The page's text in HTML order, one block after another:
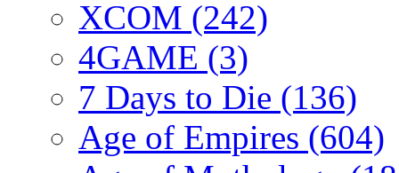
XCOM (242)
4GAME (3)
7 Days to Die (136)
Age of Empires (604)